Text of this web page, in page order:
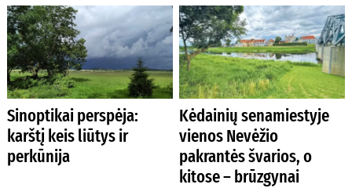
Sinoptikai perspėja:
karštį keis liūtys ir
perkūnija
Kėdainių senamiestyje
vienos Nevėžio
pakrantės švarios, o
kitose – brūzgynai